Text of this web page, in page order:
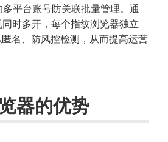
平台账号防关联批量管理。通
时多开，每个指纹浏览器独立
名、防风控检测，从而提高运营
器的优势